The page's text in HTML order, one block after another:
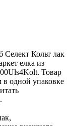
Селект Кольт лак
елка из
Товар
в одной упаковке